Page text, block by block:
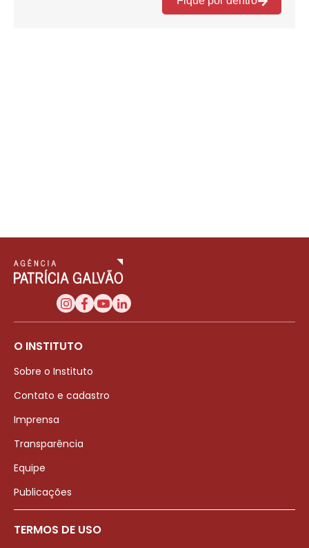
O INSTITUTO
Sobre o Instituto
Contato e cadastro
Imprensa
Transparência
Equipe
Publicações
TERMOS DE USO